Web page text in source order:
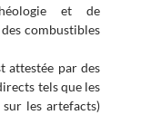
et de
combustibles
attestée par des
tels que les
les artefacts)